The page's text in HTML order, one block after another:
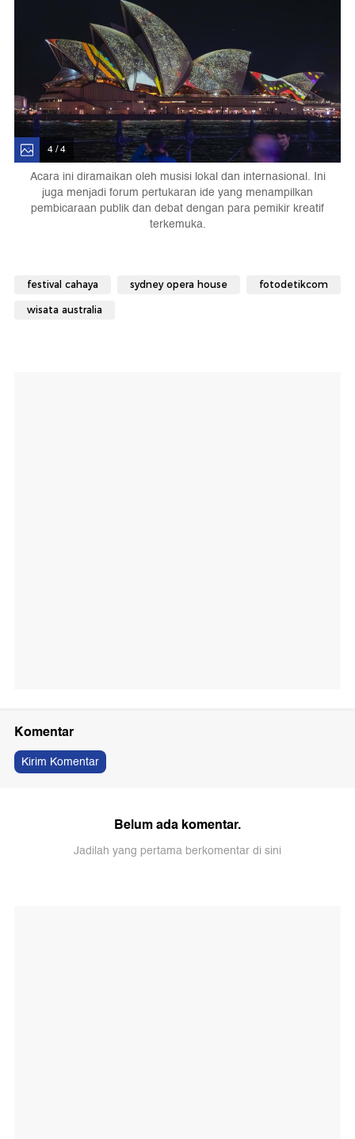
4 / 4
Acara ini diramaikan oleh musisi lokal dan internasional. Ini
juga menjadi forum pertukaran ide yang menampilkan
pembicaraan publik dan debat dengan para pemikir kreatif
terkemuka.
festival cahaya sydney opera house fotodetikcom
wisata australia
Komentar
Kirim Komentar
Belum ada komentar.
Jadilah yang pertama berkomentar di sini